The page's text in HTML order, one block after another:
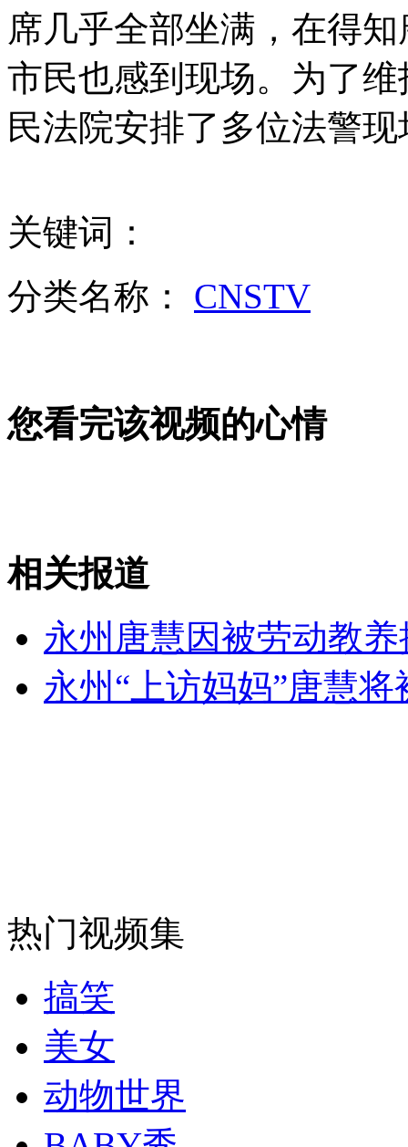
日本第三次误报朝鲜发射导弹
无痛分娩是否安全 医生回应
安徽一实载49人客车翻车
席几乎全部坐满，在得
市民也感到现场。为了
民法院安排了多位法警
关键词：
分类名称： CNSTV
您看完该视频的心情
相关报道
永州唐慧因被劳动教
永州“上访妈妈”唐慧将
热门视频集
搞笑
美女
动物世界